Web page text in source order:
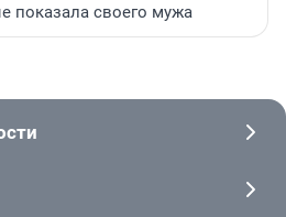
показала своего мужа